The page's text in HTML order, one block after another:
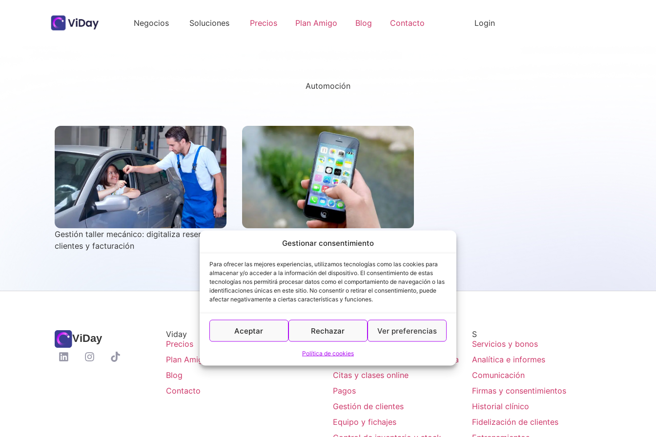
Gestionar consentimiento
Para ofrecer las mejores experiencias, utilizamos tecnologías como las cookies para
almacenar y/o acceder a la información del dispositivo. El consentimiento de estas
tecnologías nos permitirá procesar datos como el comportamiento de navegación o las
identificaciones únicas en este sitio. No consentir o retirar el consentimiento, puede
afectar negativamente a ciertas características y funciones.
Aceptar Rechazar Ver preferencias
Política de cookies
Negocios Soluciones Precios Plan Amigo Blog Contacto Login
Automoción
Gestión taller mecánico: digitaliza reservas,
clientes y facturación
tienes un taller mecánico?
ViDay
Viday
Precios
Plan Amigo
Blog
Contacto
Soluciones
Calendario y reservas
Clases grupales y listas de espera
Citas y clases online
Pagos
Gestión de clientes
Equipo y fichajes
S
Servicios y bonos
Analítica e informes
Comunicación
Firmas y consentimientos
Historial clínico
Fidelización de clientes